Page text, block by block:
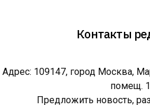
Контакты
Адрес: 109147, город Москва,
помещ.
Предложить новость,